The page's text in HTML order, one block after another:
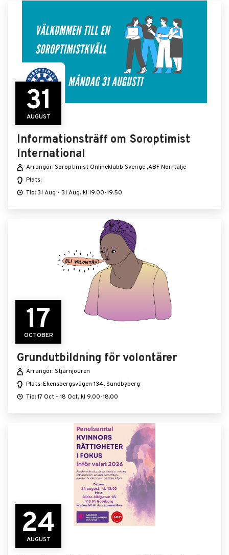
31
AUGUST
Informationsträff om Soroptimist
International
Arrangör: Soroptimist Onlineklubb Sverige ,ABF Norrtälje
Plats:
Tid: 31 Aug - 31 Aug, kl 19.00-19.50
17
OCTOBER
Grundutbildning för volontärer
Arrangör: Stjärnjouren
Plats: Ekensbergsvägen 134, Sundbyberg
Tid: 17 Oct - 18 Oct, kl 9.00-18.00
24
AUGUST